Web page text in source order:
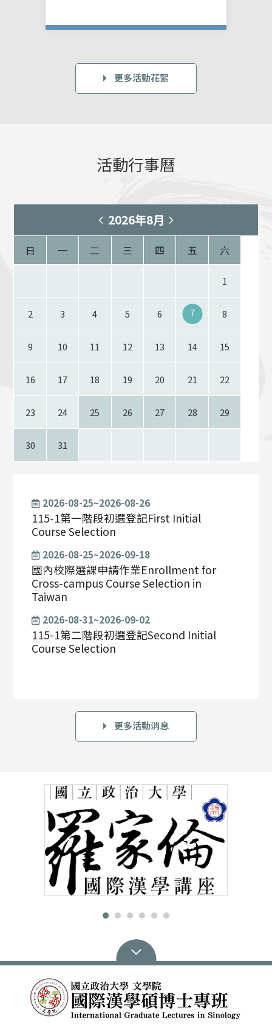
更多活動花絮
活動行事曆
2026年8月
日 一 二 三 四 五 六
1
2 3 4 5 6 7 8
9 10 11 12 13 14 15
16 17 18 19 20 21 22
23 24 25 26 27 28 29
30 31
2026-08-25~2026-08-26
115-1第一階段初選登記First Initial
Course Selection
2026-08-25~2026-09-18
國內校際選課申請作業Enrollment for
Cross-campus Course Selection in
Taiwan
2026-08-31~2026-09-02
115-1第二階段初選登記Second Initial
Course Selection
更多活動消息